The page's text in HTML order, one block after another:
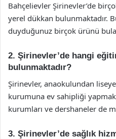
Bahçelievler Şirinevler’de
yerel dükkan bulunmaktadır.
duyduğunuz birçok ürünü
2. Şirinevler’de hangi
bulunmaktadır?
Şirinevler, anaokulundan
kurumuna ev sahipliği
kurumları ve dershaneler de
3. Şirinevler’de sağlık